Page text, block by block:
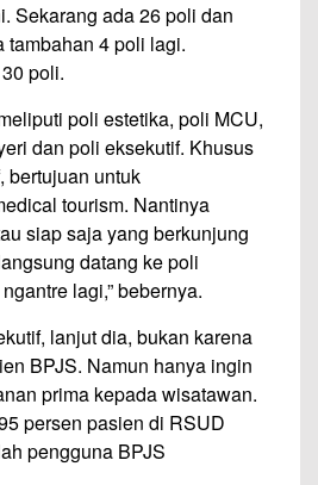
Sekarang ada 26 poli dan
tambahan 4 poli lagi.
poli.
poli estetika, poli MCU,
dan poli eksekutif. Khusus
bertujuan untuk
tourism. Nantinya
siap saja yang berkunjung
datang ke poli
lagi,” bebernya.
lanjut dia, bukan karena
BPJS. Namun hanya ingin
prima kepada wisatawan.
persen pasien di RSUD
pengguna BPJS